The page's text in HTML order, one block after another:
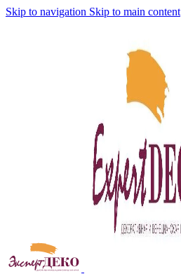
Skip to navigation Skip to main content